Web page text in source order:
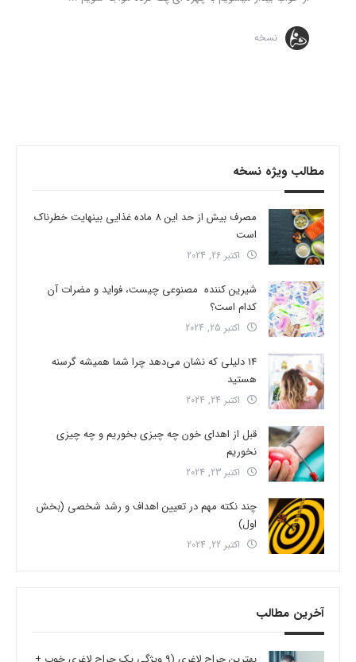
نسخه
مطالب ویژه نسخه
مصرف بیش از حد این 8 ماده غذایی بینهایت خطرناک
است
اکتبر 26, 2024
شیرین کننده مصنوعی چیست، فواید و مضرات آن
کدام است؟
اکتبر 25, 2024
14 دلیلی که نشان می‌دهد چرا شما همیشه گرسنه
هستید
اکتبر 24, 2024
قبل از اهدای خون چه چیزی بخوریم و چه چیزی
نخوریم
اکتبر 23, 2024
چند نکته مهم در تعیین اهداف و رشد شخصی (بخش
اول)
اکتبر 22, 2024
آخرین مطالب